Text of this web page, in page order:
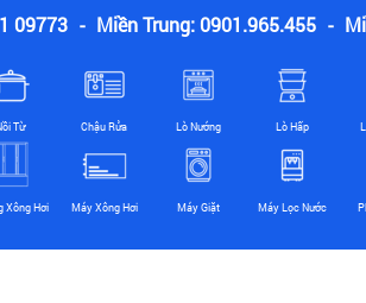
09773 - Miền Trung: 0901.965.455 -
Từ Chậu Rửa Lò Nướng Lò Hấp
Xông Hơi Máy Xông Hơi Máy Giặt Máy Lọc Nước